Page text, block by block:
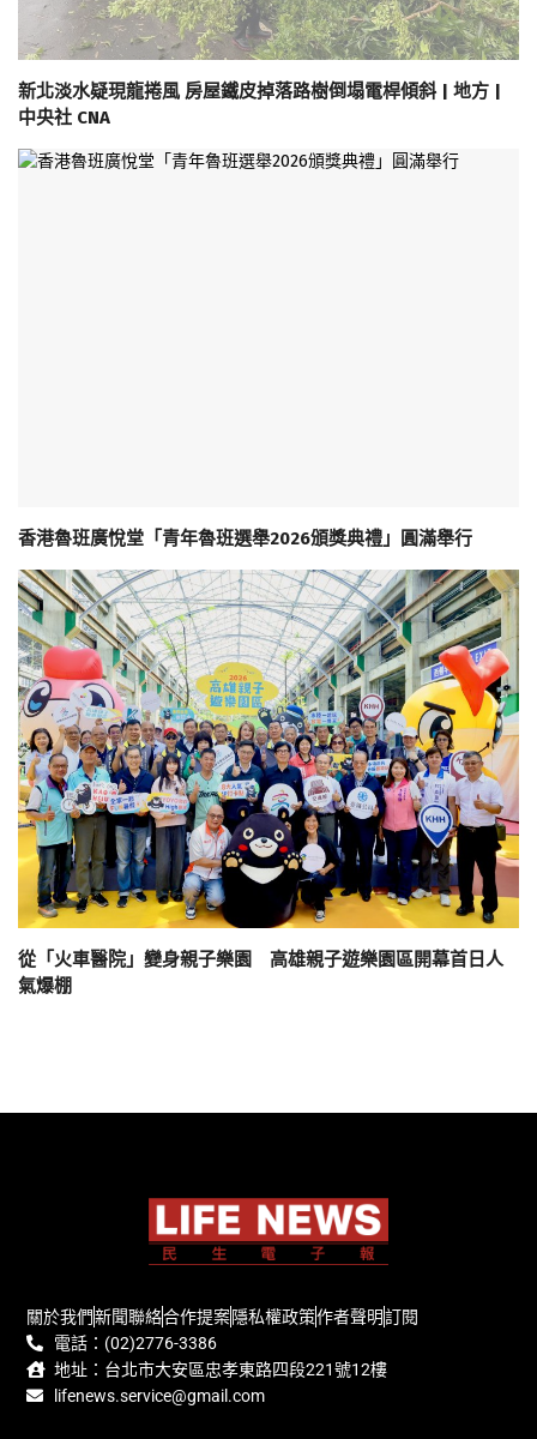
新北淡水疑現龍捲風 房屋鐵皮掉落路樹倒塌電桿傾斜 | 地方 |
中央社 CNA
香港魯班廣悅堂「青年魯班選舉2026頒獎典禮」圓滿舉行
從「火車醫院」變身親子樂園 高雄親子遊樂園區開幕首日人
氣爆棚
關於我們新聞聯絡合作提案隱私權政策作者聲明訂閱
電話：(02)2776-3386
地址：台北市大安區忠孝東路四段221號12樓
lifenews.service@gmail.com